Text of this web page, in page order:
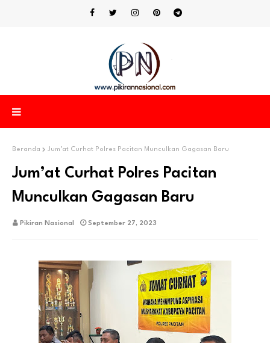
Beranda Jum’at Curhat Polres Pacitan Munculkan Gagasan Baru
Jum’at Curhat Polres Pacitan
Munculkan Gagasan Baru
Pikiran Nasional September 27, 2023